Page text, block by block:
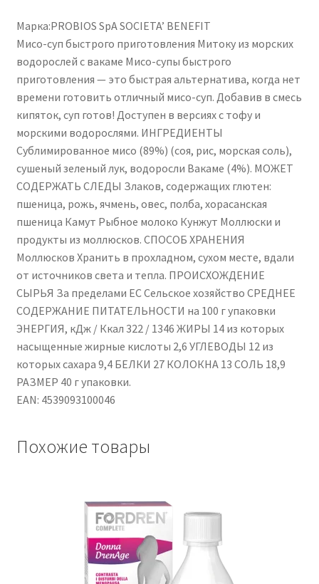
Марка:PROBIOS SpA SOCIETA’ BENEFIT
Мисо-суп быстрого приготовления Митоку из морских
водорослей с вакаме Мисо-супы быстрого
приготовления — это быстрая альтернатива, когда нет
времени готовить отличный мисо-суп. Добавив в смесь
кипяток, суп готов! Доступен в версиях с тофу и
морскими водорослями. ИНГРЕДИЕНТЫ
Сублимированное мисо (89%) (соя, рис, морская соль),
сушеный зеленый лук, водоросли Вакаме (4%). МОЖЕТ
СОДЕРЖАТЬ СЛЕДЫ Злаков, содержащих глютен:
пшеница, рожь, ячмень, овес, полба, хорасанская
пшеница Камут Рыбное молоко Кунжут Моллюски и
продукты из моллюсков. СПОСОБ ХРАНЕНИЯ
Моллюсков Хранить в прохладном, сухом месте, вдали
от источников света и тепла. ПРОИСХОЖДЕНИЕ
СЫРЬЯ За пределами ЕС Сельское хозяйство СРЕДНЕЕ
СОДЕРЖАНИЕ ПИТАТЕЛЬНОСТИ на 100 г упаковки
ЭНЕРГИЯ, кДж / Ккал 322 / 1346 ЖИРЫ 14 из которых
насыщенные жирные кислоты 2,6 УГЛЕВОДЫ 12 из
которых сахара 9,4 БЕЛКИ 27 КОЛОКНА 13 СОЛЬ 18,9
РАЗМЕР 40 г упаковки.
EAN: 4539093100046
Похожие товары